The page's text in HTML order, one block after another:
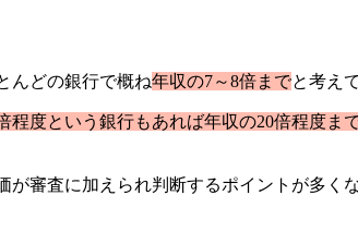
んどの銀行で概ね年収の7～8倍までと考え
程度という銀行もあれば年収の20倍程度ま
審査に加えられ判断するポイントが多く